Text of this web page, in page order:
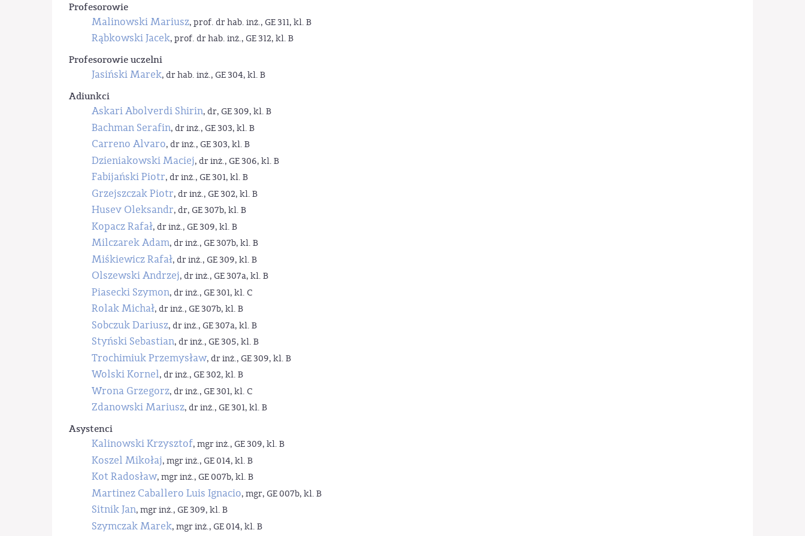
Profesorowie
Malinowski Mariusz, prof. dr hab. inż., GE 311, kl. B
Rąbkowski Jacek, prof. dr hab. inż., GE 312, kl. B
Profesorowie uczelni
Jasiński Marek, dr hab. inż., GE 304, kl. B
Adiunkci
Askari Abolverdi Shirin, dr, GE 309, kl. B
Bachman Serafin, dr inż., GE 303, kl. B
Carreno Alvaro, dr inż., GE 303, kl. B
Dzieniakowski Maciej, dr inż., GE 306, kl. B
Fabijański Piotr, dr inż., GE 301, kl. B
Grzejszczak Piotr, dr inż., GE 302, kl. B
Husev Oleksandr, dr, GE 307b, kl. B
Kopacz Rafał, dr inż., GE 309, kl. B
Milczarek Adam, dr inż., GE 307b, kl. B
Miśkiewicz Rafał, dr inż., GE 309, kl. B
Olszewski Andrzej, dr inż., GE 307a, kl. B
Piasecki Szymon, dr inż., GE 301, kl. C
Rolak Michał, dr inż., GE 307b, kl. B
Sobczuk Dariusz, dr inż., GE 307a, kl. B
Styński Sebastian, dr inż., GE 305, kl. B
Trochimiuk Przemysław, dr inż., GE 309, kl. B
Wolski Kornel, dr inż., GE 302, kl. B
Wrona Grzegorz, dr inż., GE 301, kl. C
Zdanowski Mariusz, dr inż., GE 301, kl. B
Asystenci
Kalinowski Krzysztof, mgr inż., GE 309, kl. B
Koszel Mikołaj, mgr inż., GE 014, kl. B
Kot Radosław, mgr inż., GE 007b, kl. B
Martinez Caballero Luis Ignacio, mgr, GE 007b, kl. B
Sitnik Jan, mgr inż., GE 309, kl. B
Szymczak Marek, mgr inż., GE 014, kl. B